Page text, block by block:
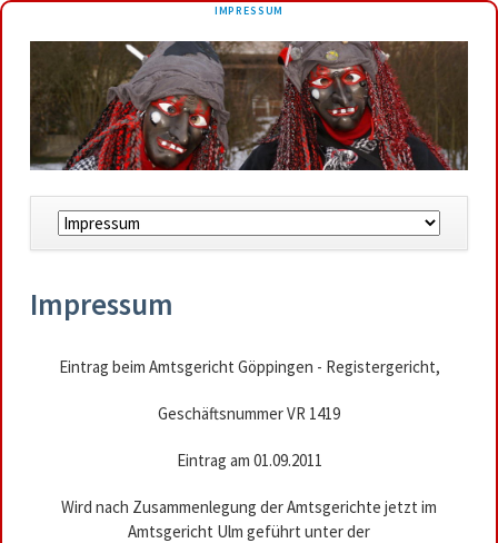
NAVIGATION
IMPRESSUM
Navigation
überspringen
Impressum
Eintrag beim Amtsgericht Göppingen - Registergericht,
Geschäftsnummer VR 1419
Eintrag am 01.09.2011
Wird nach Zusammenlegung der Amtsgerichte jetzt im
Amtsgericht Ulm geführt unter der